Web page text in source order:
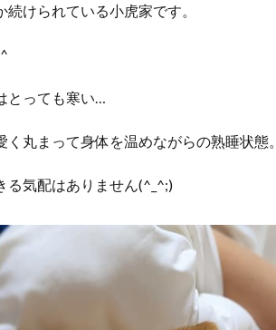
けられている小虎家です。
とっても寒い…
丸まって身体を温めながらの熟睡状態。
る気配はありません(^_^;)